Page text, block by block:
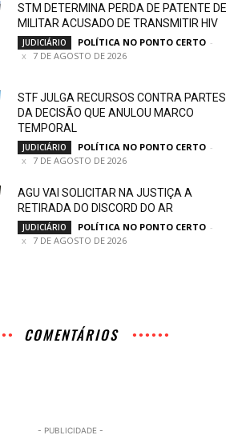
STM DETERMINA PERDA DE PATENTE DE
MILITAR ACUSADO DE TRANSMITIR HIV
JUDICIÁRIO POLÍTICA NO PONTO CERTO -
7 DE AGOSTO DE 2026
STF JULGA RECURSOS CONTRA PARTES
DA DECISÃO QUE ANULOU MARCO
TEMPORAL
JUDICIÁRIO POLÍTICA NO PONTO CERTO -
7 DE AGOSTO DE 2026
AGU VAI SOLICITAR NA JUSTIÇA A
RETIRADA DO DISCORD DO AR
JUDICIÁRIO POLÍTICA NO PONTO CERTO -
7 DE AGOSTO DE 2026
COMENTÁRIOS
- PUBLICIDADE -